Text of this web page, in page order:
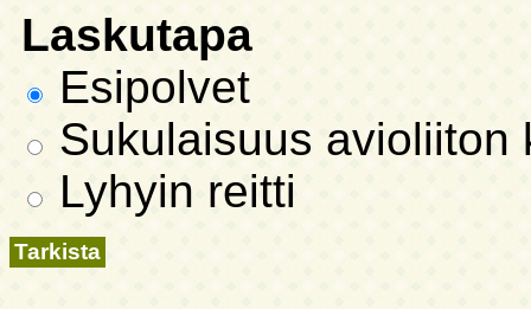
Laskutapa
Esipolvet
Sukulaisuus avioliiton
Lyhyin reitti